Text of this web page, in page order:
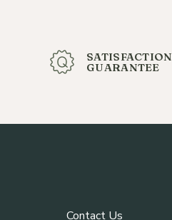
SATISFACTION
GUARANTEE
Contact Us